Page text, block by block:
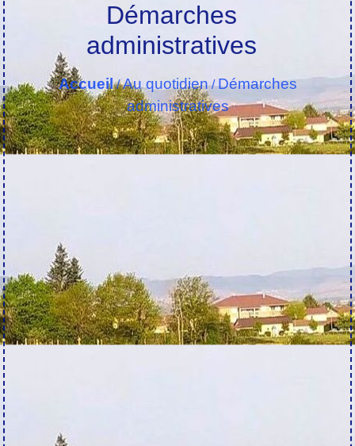
Démarches
administratives
Accueil/Au quotidien/Démarches
administratives